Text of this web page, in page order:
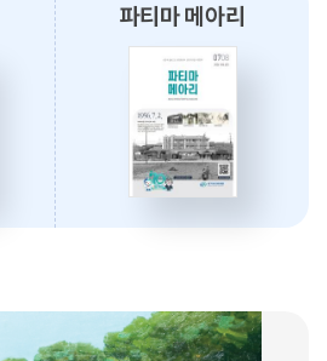
병리과 변정섭 과장
념 『미션, 파티마에서 빛나다』 발간
원 70주년 기념 커피부스 운영
리모델링 축복식 개최
파티마 메아리